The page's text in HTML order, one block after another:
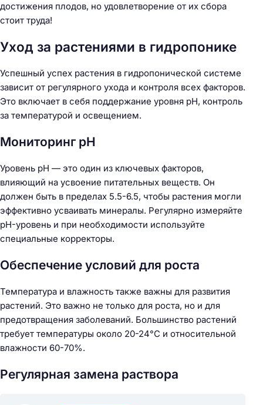
достижения плодов, но удовлетворение от их сбора
стоит труда!
Уход за растениями в гидропонике
Успешный успех растения в гидропонической системе
зависит от регулярного ухода и контроля всех факторов.
Это включает в себя поддержание уровня pH, контроль
за температурой и освещением.
Мониторинг pH
Уровень pH — это один из ключевых факторов,
влияющий на усвоение питательных веществ. Он
должен быть в пределах 5.5-6.5, чтобы растения могли
эффективно усваивать минералы. Регулярно измеряйте
pH-уровень и при необходимости используйте
специальные корректоры.
Обеспечение условий для роста
Температура и влажность также важны для развития
растений. Это важно не только для роста, но и для
предотвращения заболеваний. Большинство растений
требует температуры около 20-24°C и относительной
влажности 60-70%.
Регулярная замена раствора
Н
й